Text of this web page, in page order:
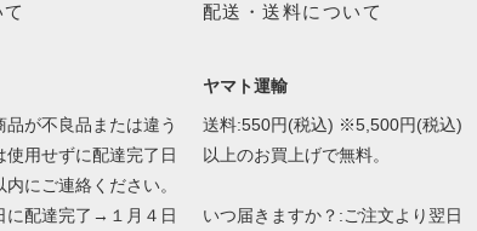
品が不良品または違う
使用せずに配達完了日
にご連絡ください。
に配達完了→１月４日
配送・送料について
ヤマト運輸
送料:550円(税込) ※5,500円(税込)
以上のお買上げで無料。
いつ届きますか？:ご注文より翌日